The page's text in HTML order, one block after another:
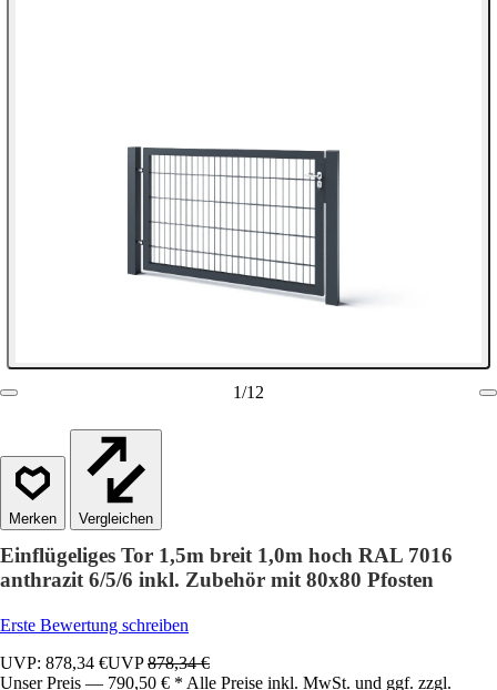
1/12
Vergleichen
Einflügeliges Tor 1,5m breit 1,0m hoch RAL 7016
anthrazit 6/5/6 inkl. Zubehör mit 80x80 Pfosten
Erste Bewertung schreiben
UVP: 878,34 €UVP878,34 €
Unser Preis — 790,50 € * Alle Preise inkl. MwSt. und ggf. zzgl.